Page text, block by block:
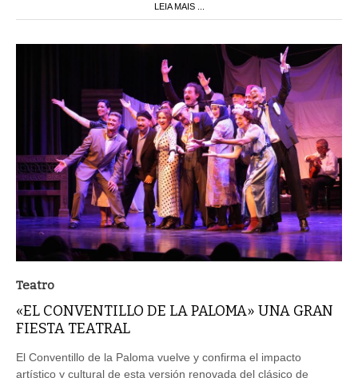
LEIA MAIS ...
Teatro
«EL CONVENTILLO DE LA PALOMA» UNA GRAN
FIESTA TEATRAL
El Conventillo de la Paloma vuelve y confirma el impacto
artístico y cultural de esta versión renovada del clásico de